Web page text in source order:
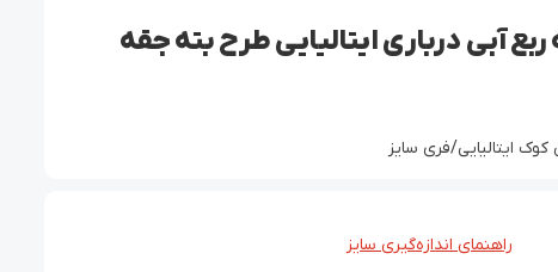
آبی درباری ایتالیایی طرح بته جقه
ایتالیایی/فری سایز
راهنمای اندازه‌گیری سایز